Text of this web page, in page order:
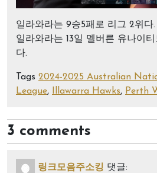
일라와라는 9승5패로 리그 2위다
일라와라는 13일 멜버른 유나이
다.
Tags 2024-2025 Australian
League, Illawarra Hawks, Perth
3 comments
링크모음주소킹 댓글: